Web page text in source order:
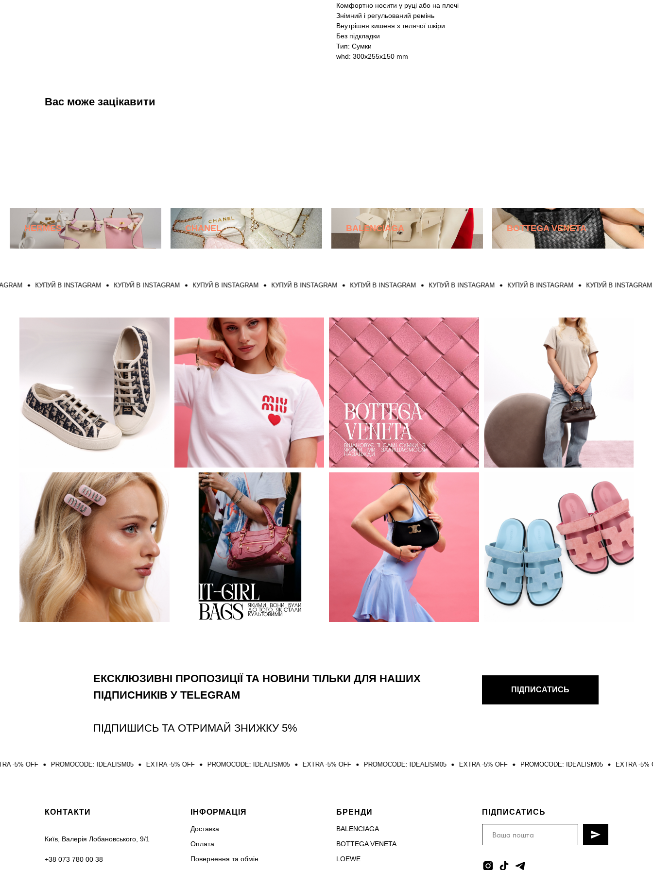
Комфортно носити у руці або на плечі
Знімний і регульований ремінь
Внутрішня кишеня з телячої шкіри
Без підкладки
Тип: Сумки
whd: 300x255x150 mm
Вас може зацікавити
HERMES CHANEL BALENCIAGA BOTTEGA VENETA
КУПУЙ В INSTAGRAM КУПУЙ В INSTAGRAM КУПУЙ В INSTAGRAM КУПУЙ В INSTAGRAM КУПУЙ В INSTAGRAM КУПУЙ В INSTAGRAM КУПУЙ В INSTAGRAM КУПУЙ В INSTAGRAM
ЕКСКЛЮЗИВНІ ПРОПОЗИЦІЇ ТА НОВИНИ ТІЛЬКИ ДЛЯ НАШИХ
ПІДПИСНИКІВ У TELEGRAM
ПІДПИШИСЬ ТА ОТРИМАЙ ЗНИЖКУ 5%
ПІДПИСАТИСЬ
PROMOCODE: IDEALISM05 EXTRA -5% OFF PROMOCODE: IDEALISM05 EXTRA -5% OFF PROMOCODE: IDEALISM05 EXTRA -5% OFF PROMOCODE: IDEALISM05 EXTRA -5% OFF
КОНТАКТИ
Київ, Валерія Лобановського, 9/1
+38 073 780 00 38
ІНФОРМАЦІЯ
Доставка
Оплата
Повернення та обмін
БРЕНДИ
BALENCIAGA
BOTTEGA VENETA
LOEWE
ПІДПИСАТИСЬ